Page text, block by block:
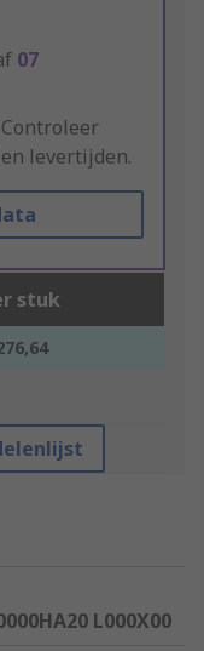
07
levertijden.
stuk
L000X00